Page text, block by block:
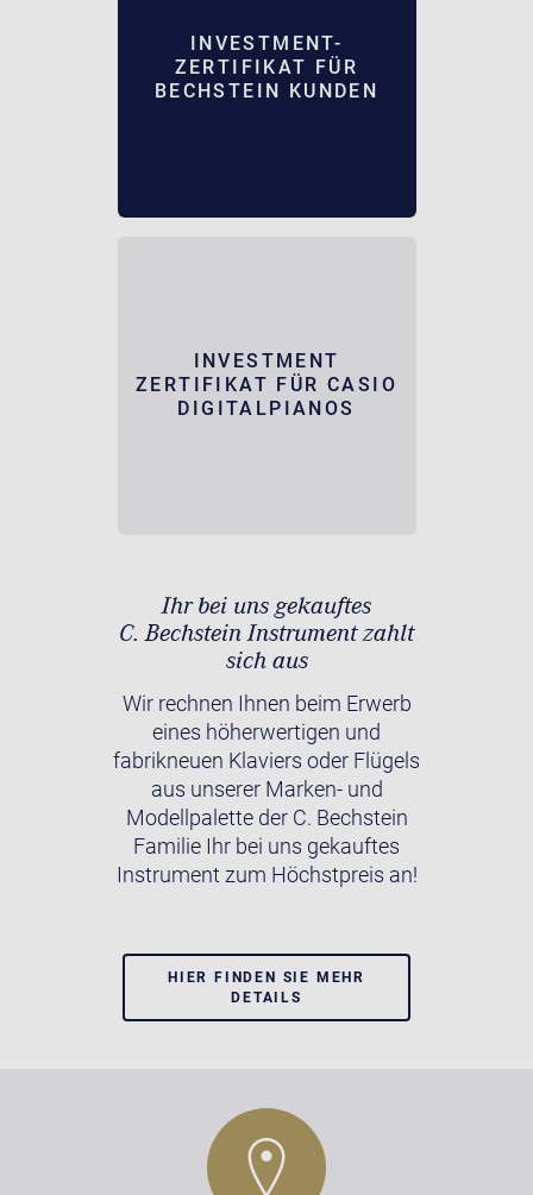
INVESTMENT-
ZERTIFIKAT FÜR
BECHSTEIN KUNDEN
INVESTMENT
ZERTIFIKAT FÜR CASIO
DIGITALPIANOS
Ihr bei uns gekauftes
C. Bechstein Instrument zahlt
sich aus
Wir rechnen Ihnen beim Erwerb
eines höherwertigen und
fabrikneuen Klaviers oder Flügels
aus unserer Marken- und
Modellpalette der C. Bechstein
Familie Ihr bei uns gekauftes
Instrument zum Höchstpreis an!
HIER FINDEN SIE MEHR
DETAILS